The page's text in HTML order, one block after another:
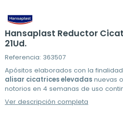
Hansaplast Reductor
21Ud.
Referencia: 363507
Apósitos elaborados con la
alisar cicatrices elevadas nuevas
notorios en 4 semanas de uso
Ver descripción completa